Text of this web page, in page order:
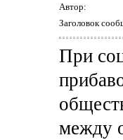
Автор:
Заголовок
При
между